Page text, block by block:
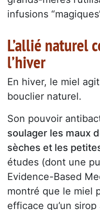
infusions
L’allié naturel
l’hiver
En hiver, le miel
bouclier naturel.
Son pouvoir
soulager les maux
sèches et les
études (dont une
Evidence-Based
montré que le miel
efficace qu’un